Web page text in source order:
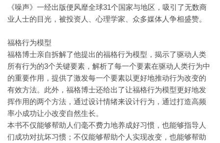
《噪声》一经出版便风靡全球31个国家与地区，吸引了无数商
业人士的目光，被投资人、心理学家、众多媒体人争相盛赞。
福格行为模型
福格博士亲自拆解了他提出的福格行为模型，揭示了驱动人类
所有行为的3个关键要素，解析了每一个要素在驱动人类行为中
的重要作用，提供了激发每一个要素以更好地推动行为改变的
有效方法。此外，福格博士还给出了让福格行为模型更好地发
挥作用的两个方法，通过设计情绪来设计行为，通过打造高频
率小成功让小改变自然生长。
本书不仅能够帮助人们毫不费力地养成好习惯，也能够指导人
们成功对抗坏习惯；不仅能够帮助个人实现改变，也能够帮助